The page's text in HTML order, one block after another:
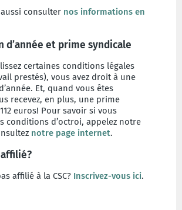
consulter nos informations en
d’année et prime syndicale
certaines conditions légales
prestés), vous avez droit à une
Et, quand vous êtes
recevez, en plus, une prime
euros! Pour savoir si vous
conditions d’octroi, appelez notre
notre page internet.
affilié?
affilié à la CSC? Inscrivez-vous ici.